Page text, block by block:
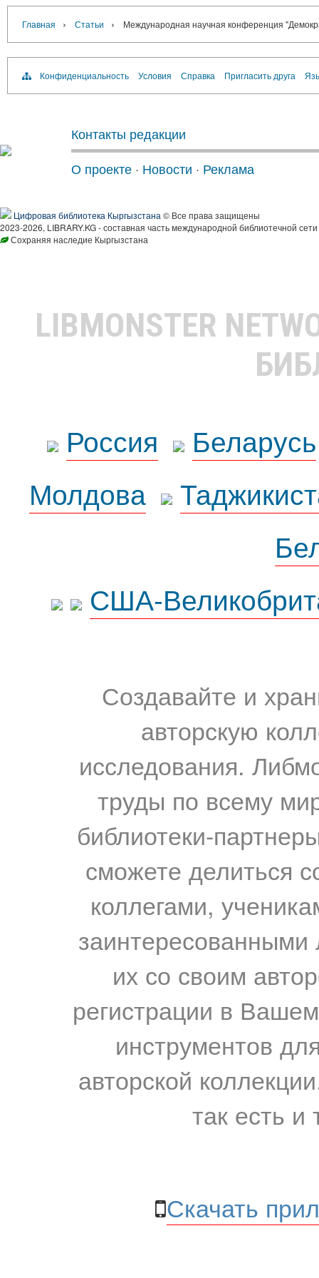
Главная › Статьи › Международная научная конференция
Конфиденциальность Условия Справка Пригласить друга
Контакты редакции
О проекте · Новости · Реклама
Цифровая библиотека Кыргызстана © Все права защищены
2023-2026, LIBRARY.KG - составная часть международной библиотечной
Сохраняя наследие Кыргызстана
LIBMONSTER
Россия
Беларусь
Молдова
США-
Создавайте и
авторскую
исследования.
труды по всему
библиотеки-
сможете делиться
коллегами,
их со своим
регистрации в
инструментов
авторской
так есть и
Скачать